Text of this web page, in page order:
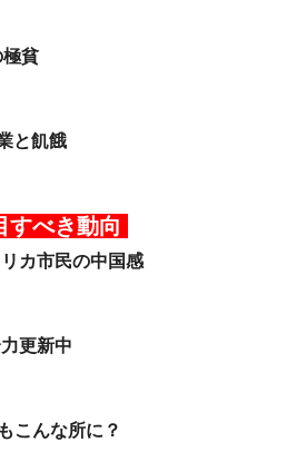
貧
と飢餓
べき動向
カ市民の中国感
更新中
こんな所に？